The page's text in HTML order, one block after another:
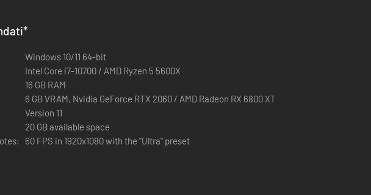
*
Windows 10/11 64-bit
Intel Core i7-10700 / AMD Ryzen 5 5600X
16 GB RAM
6 GB VRAM, Nvidia GeForce RTX 2060 / AMD Radeon RX 6800 XT
Version 11
20 GB available space
60 FPS in 1920x1080 with the "Ultra" preset